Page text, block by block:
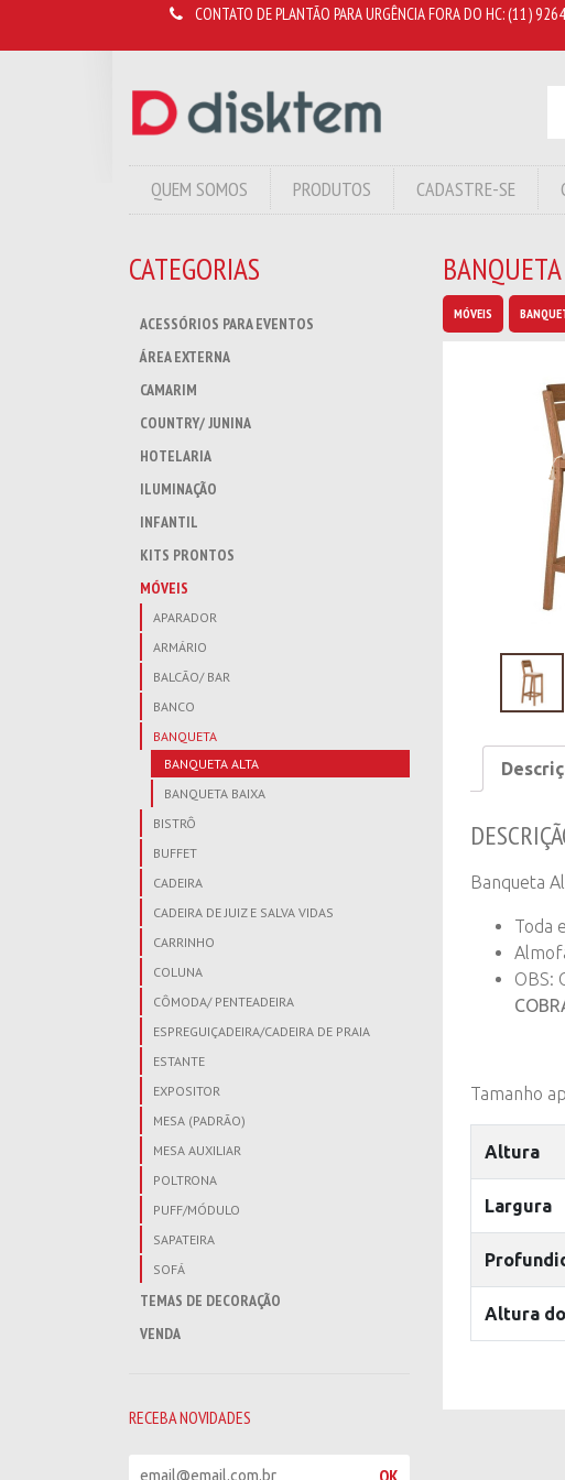
CONTATO DE PLANTÃO PARA URGÊNCIA FORA DO HC:(11)
QUEM SOMOS PRODUTOS CADASTRE-SE
CATEGORIAS
ACESSÓRIOS PARA EVENTOS
ÁREA EXTERNA
CAMARIM
COUNTRY/ JUNINA
HOTELARIA
ILUMINAÇÃO
INFANTIL
KITS PRONTOS
MÓVEIS
APARADOR
ARMÁRIO
BALCÃO/ BAR
BANCO
BANQUETA
BANQUETA ALTA
BANQUETA BAIXA
BISTRÔ
BUFFET
CADEIRA
CADEIRA DE JUIZ E SALVA VIDAS
CARRINHO
COLUNA
CÔMODA/ PENTEADEIRA
ESPREGUIÇADEIRA/CADEIRA DE PRAIA
ESTANTE
EXPOSITOR
MESA (PADRÃO)
MESA AUXILIAR
POLTRONA
PUFF/MÓDULO
SAPATEIRA
SOFÁ
TEMAS DE DECORAÇÃO
VENDA
RECEBA NOVIDADES
OK
MÓVEIS
Banqueta
Toda
OBS:
Tamanho
Altura
Largura
Altura